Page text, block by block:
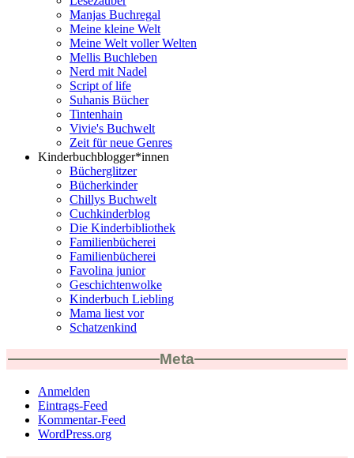
Manjas Buchregal
Meine kleine Welt
Meine Welt voller Welten
Mellis Buchleben
Nerd mit Nadel
Script of life
Suhanis Bücher
Tintenhain
Vivie's Buchwelt
Zeit für neue Genres
Kinderbuchblogger*innen
Bücherglitzer
Bücherkinder
Chillys Buchwelt
Cuchkinderblog
Die Kinderbibliothek
Familienbücherei
Familienbücherei
Favolina junior
Geschichtenwolke
Kinderbuch Liebling
Mama liest vor
Schatzenkind
Meta
Anmelden
Eintrags-Feed
Kommentar-Feed
WordPress.org